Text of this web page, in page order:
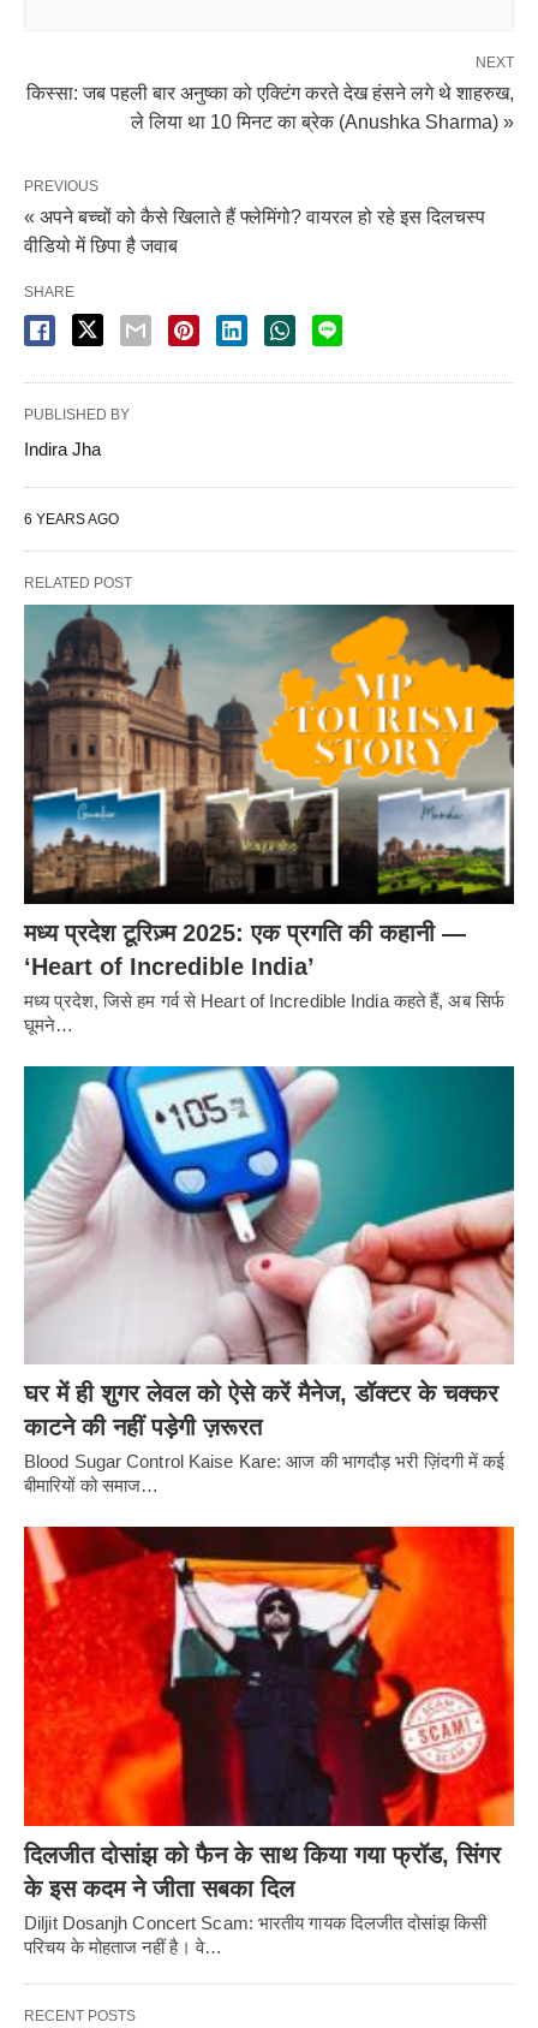
NEXT
किस्सा: जब पहली बार अनुष्का को एक्टिंग करते देख हंसने लगे थे शाहरुख,
ले लिया था 10 मिनट का ब्रेक (Anushka Sharma) »
PREVIOUS
« अपने बच्चों को कैसे खिलाते हैं फ्लेमिंगो? वायरल हो रहे इस दिलचस्प
वीडियो में छिपा है जवाब
SHARE
PUBLISHED BY
Indira Jha
6 YEARS AGO
RELATED POST
मध्य प्रदेश टूरिज़्म 2025: एक प्रगति की कहानी —
‘Heart of Incredible India’
मध्य प्रदेश, जिसे हम गर्व से Heart of Incredible India कहते हैं, अब सिर्फ
घूमने…
घर में ही शुगर लेवल को ऐसे करें मैनेज, डॉक्टर के चक्कर
काटने की नहीं पड़ेगी ज़रूरत
Blood Sugar Control Kaise Kare: आज की भागदौड़ भरी ज़िंदगी में कई
बीमारियों को समाज…
दिलजीत दोसांझ को फैन के साथ किया गया फ्रॉड, सिंगर
के इस कदम ने जीता सबका दिल
Diljit Dosanjh Concert Scam: भारतीय गायक दिलजीत दोसांझ किसी
परिचय के मोहताज नहीं है। वे…
RECENT POSTS